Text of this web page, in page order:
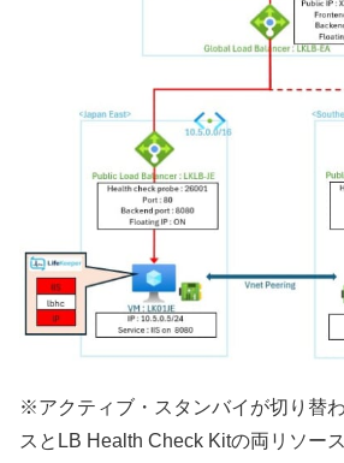
※アクティブ・スタンバイが切り替
スとLB Health Check Kitの両リソー